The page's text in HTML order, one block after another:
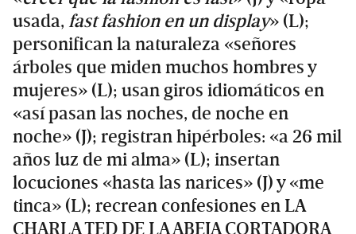
usada, fast fashion en un display» (L);
personifican la naturaleza «señores
árboles que miden muchos hombres y
mujeres» (L); usan giros idiomáticos en
«así pasan las noches, de noche en
noche» (J); registran hipérboles: «a 26 mil
años luz de mi alma» (L); insertan
locuciones «hasta las narices» (J) y «me
tinca» (L); recrean confesiones en LA
CHARLA TED DE LA ABEJA CORTADORA